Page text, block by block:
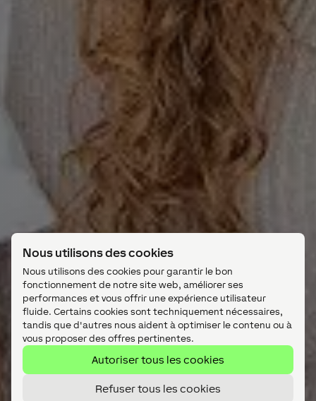
Nous utilisons des cookies
Nous utilisons des cookies pour garantir le bon
fonctionnement de notre site web, améliorer ses
performances et vous offrir une expérience utilisateur
fluide. Certains cookies sont techniquement nécessaires,
tandis que d'autres nous aident à optimiser le contenu ou à
vous proposer des offres pertinentes.
Autoriser tous les cookies
Refuser tous les cookies